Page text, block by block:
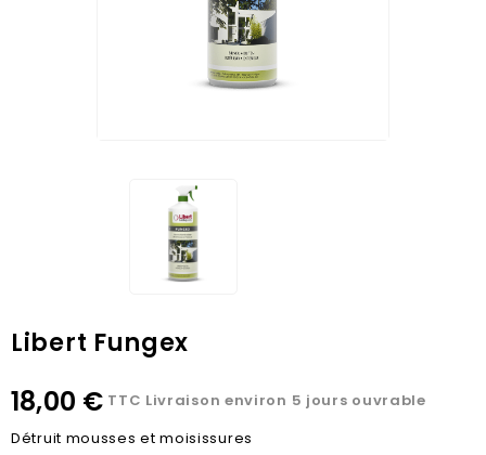
Libert Fungex
18,00 € TTC Livraison environ 5 jours ouvrable
Détruit mousses et moisissures